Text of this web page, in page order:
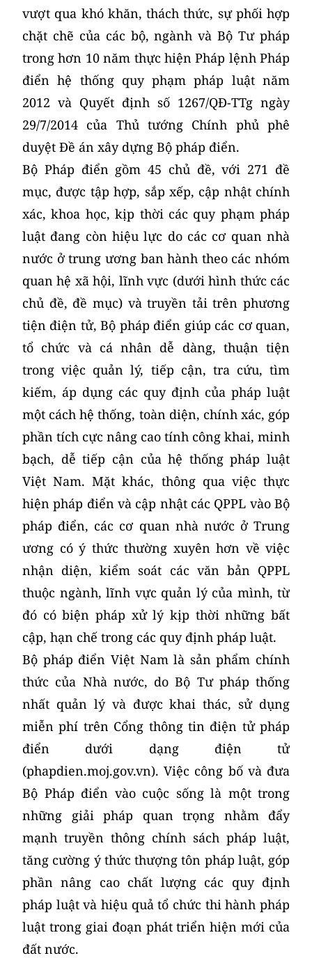
vượt qua khó khăn, thách thức, sự phối hợp
chặt chẽ của các bộ, ngành và Bộ Tư pháp
trong hơn 10 năm thực hiện Pháp lệnh Pháp
điển hệ thống quy phạm pháp luật năm
2012 và Quyết định số 1267/QĐ-TTg ngày
29/7/2014 của Thủ tướng Chính phủ phê
duyệt Đề án xây dựng Bộ pháp điển.
Bộ Pháp điển gồm 45 chủ đề, với 271 đề
mục, được tập hợp, sắp xếp, cập nhật chính
xác, khoa học, kịp thời các quy phạm pháp
luật đang còn hiệu lực do các cơ quan nhà
nước ở trung ương ban hành theo các nhóm
quan hệ xã hội, lĩnh vực (dưới hình thức các
chủ đề, đề mục) và truyền tải trên phương
tiện điện tử, Bộ pháp điển giúp các cơ quan,
tổ chức và cá nhân dễ dàng, thuận tiện
trong việc quản lý, tiếp cận, tra cứu, tìm
kiếm, áp dụng các quy định của pháp luật
một cách hệ thống, toàn diện, chính xác, góp
phần tích cực nâng cao tính công khai, minh
bạch, dễ tiếp cận của hệ thống pháp luật
Việt Nam. Mặt khác, thông qua việc thực
hiện pháp điển và cập nhật các QPPL vào Bộ
pháp điển, các cơ quan nhà nước ở Trung
ương có ý thức thường xuyên hơn về việc
nhận diện, kiểm soát các văn bản QPPL
thuộc ngành, lĩnh vực quản lý của mình, từ
đó có biện pháp xử lý kịp thời những bất
cập, hạn chế trong các quy định pháp luật.
Bộ pháp điển Việt Nam là sản phẩm chính
thức của Nhà nước, do Bộ Tư pháp thống
nhất quản lý và được khai thác, sử dụng
miễn phí trên Cổng thông tin điện tử pháp
điển dưới dạng điện tử
(phapdien.moj.gov.vn). Việc công bố và đưa
Bộ Pháp điển vào cuộc sống là một trong
những giải pháp quan trọng nhằm đẩy
mạnh truyền thông chính sách pháp luật,
tăng cường ý thức thượng tôn pháp luật, góp
phần nâng cao chất lượng các quy định
pháp luật và hiệu quả tổ chức thi hành pháp
luật trong giai đoạn phát triển hiện mới của
đất nước.